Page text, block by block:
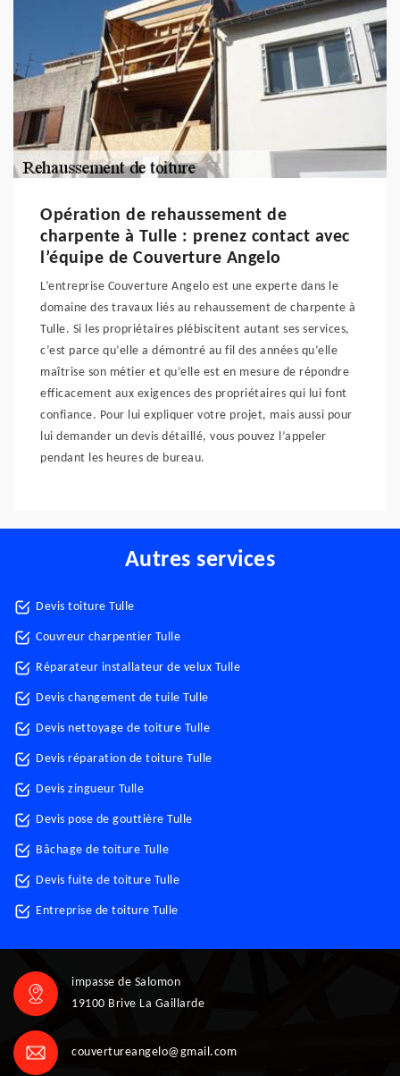
Opération de rehaussement de
charpente à Tulle : prenez contact avec
l’équipe de Couverture Angelo
L’entreprise Couverture Angelo est une experte dans le
domaine des travaux liés au rehaussement de charpente à
Tulle. Si les propriétaires plébiscitent autant ses services,
c’est parce qu’elle a démontré au fil des années qu’elle
maîtrise son métier et qu’elle est en mesure de répondre
efficacement aux exigences des propriétaires qui lui font
confiance. Pour lui expliquer votre projet, mais aussi pour
lui demander un devis détaillé, vous pouvez l’appeler
pendant les heures de bureau.
Autres services
Devis toiture Tulle
Couvreur charpentier Tulle
Réparateur installateur de velux Tulle
Devis changement de tuile Tulle
Devis nettoyage de toiture Tulle
Devis réparation de toiture Tulle
Devis zingueur Tulle
Devis pose de gouttière Tulle
Bâchage de toiture Tulle
Devis fuite de toiture Tulle
Entreprise de toiture Tulle
impasse de Salomon
19100 Brive La Gaillarde
couvertureangelo@gmail.com